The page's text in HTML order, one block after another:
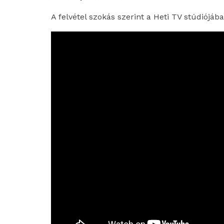
A felvétel szokás szerint a Heti TV